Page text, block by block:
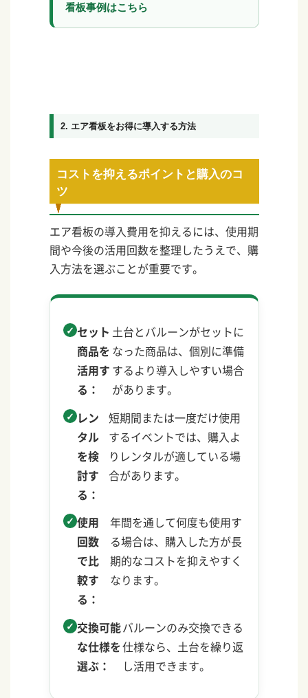
看板事例はこちら
2. エア看板をお得に導入する方法
コストを抑えるポイントと購入のコ
ツ
エア看板の導入費用を抑えるには、使用期
間や今後の活用回数を整理したうえで、購
入方法を選ぶことが重要です。
セット
商品を
活用す
る：
土台とバルーンがセットに
なった商品は、個別に準備
するより導入しやすい場合
があります。
レン
タル
を検
討す
る：
短期間または一度だけ使用
するイベントでは、購入よ
りレンタルが適している場
合があります。
使用
回数
で比
較す
る：
年間を通して何度も使用す
る場合は、購入した方が長
期的なコストを抑えやすく
なります。
交換可能
な仕様を
選ぶ：
バルーンのみ交換できる
仕様なら、土台を繰り返
し活用できます。